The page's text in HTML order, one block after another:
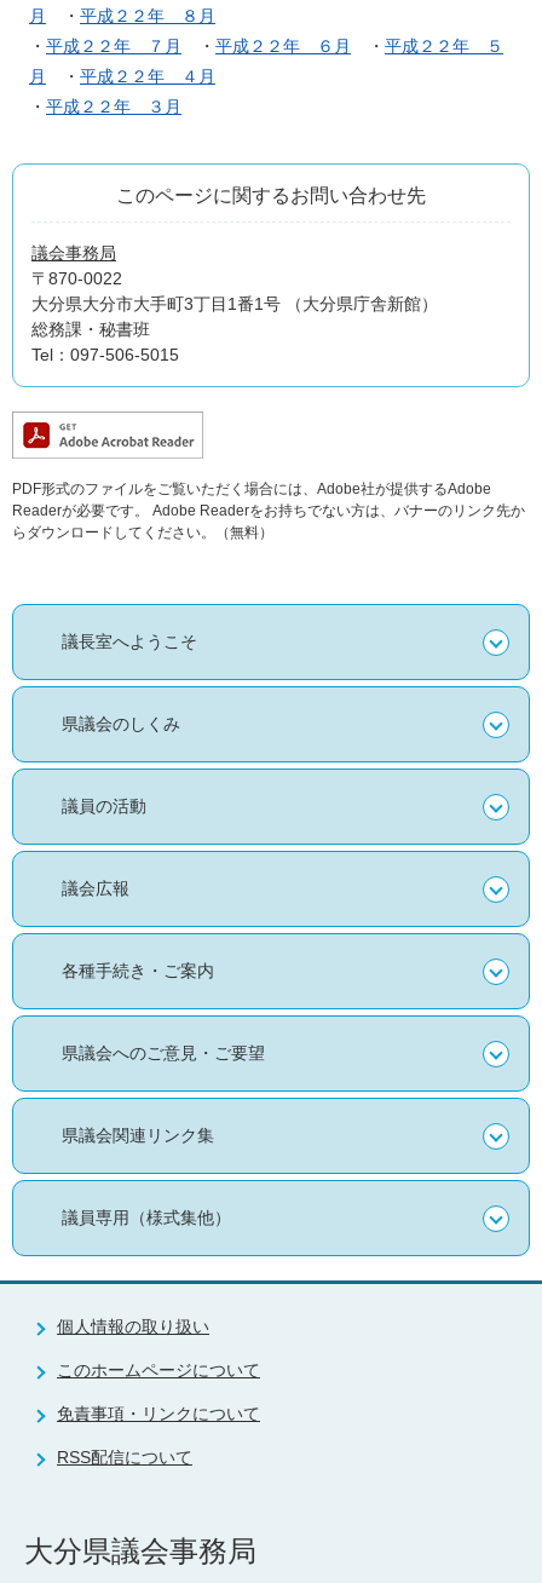
月
・ 平成２２年 ８月
・ 平成２２年 ７月 ・ 平成２２年 ６月 ・ 平成２２年 ５
月
・ 平成２２年 ４月
・ 平成２２年 ３月
このページに関するお問い合わせ先
議会事務局
〒870-0022
大分県大分市大手町3丁目1番1号 （大分県庁舎新館）
総務課・秘書班
Tel：097-506-5015
PDF形式のファイルをご覧いただく場合には、Adobe社が提供するAdobe
Readerが必要です。
Adobe Readerをお持ちでない方は、バナーのリンク先か
らダウンロードしてください。（無料）
議長室へようこそ
県議会のしくみ
議員の活動
議会広報
各種手続き・ご案内
県議会へのご意見・ご要望
県議会関連リンク集
議員専用（様式集他）
個人情報の取り扱い
このホームページについて
免責事項・リンクについて
RSS配信について
大分県議会事務局